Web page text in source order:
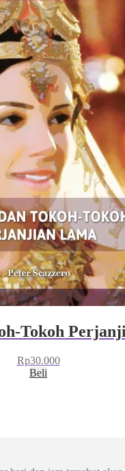
Tokoh
Rp30.000
Beli